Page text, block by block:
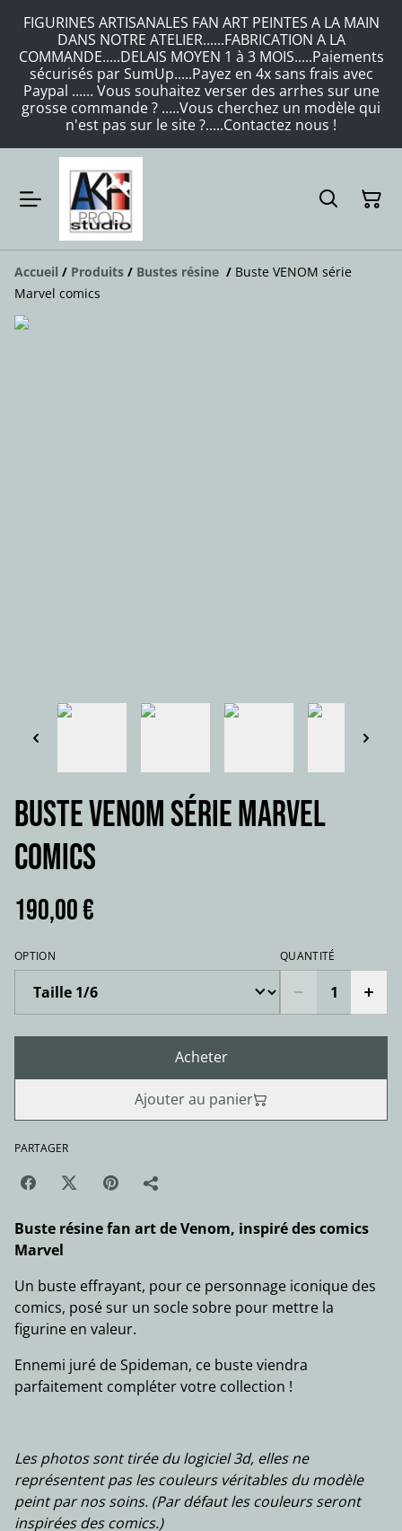
FIGURINES ARTISANALES FAN ART PEINTES A LA MAIN
DANS NOTRE ATELIER......FABRICATION A LA
COMMANDE.....DELAIS MOYEN 1 à 3 MOIS.....Paiements
sécurisés par SumUp.....Payez en 4x sans frais avec
Paypal ...... Vous souhaitez verser des arrhes sur une
grosse commande ? .....Vous cherchez un modèle qui
n'est pas sur le site ?.....Contactez nous !
Accueil / Produits / Bustes résine / Buste VENOM série
Marvel comics
Buste VENOM série Marvel
comics
190,00 €
OPTION QUANTITÉ
Acheter
Ajouter au panier
PARTAGER
Buste résine fan art de Venom, inspiré des comics
Marvel
Un buste effrayant, pour ce personnage iconique des
comics, posé sur un socle sobre pour mettre la
figurine en valeur.
Ennemi juré de Spideman, ce buste viendra
parfaitement compléter votre collection !
Les photos sont tirée du logiciel 3d, elles ne
représentent pas les couleurs véritables du modèle
peint par nos soins. (Par défaut les couleurs seront
inspirées des comics.)